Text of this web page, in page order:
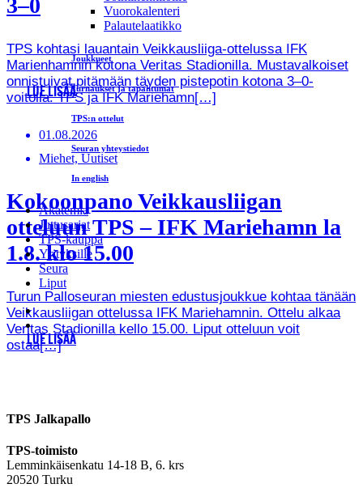
Vuorokalenteri
Palautelaatikko
Joukkueet
Turnaukset ja tapahtumat
TPS:n ottelut
Seuran yhteystiedot
In english
Akatemia
Juttusarjat
TPS-kauppa
Yrityksille
Seura
Liput
3–0
TPS kohtasi lauantain Veikkausliiga-ottelussa IFK
Marienhamnin kotona Veritas Stadionilla. Mustavalkoiset
onnistuivat pitämään täyden pistepotin kotona 3–0-
voitolla. TPS ja IFK Mariehamn[…]
LUE LISÄÄ
01.08.2026
Miehet, Uutiset
Kokoonpano Veikkausliigan
otteluun TPS – IFK Mariehamn la
1.8. klo 15.00
Turun Palloseuran miesten edustusjoukkue kohtaa tänään
Veikkausliigan ottelussa IFK Mariehamnin. Ottelu alkaa
Veritas Stadionilla kello 15.00. Liput otteluun voit
ostaa[…]
LUE LISÄÄ
TPS Jalkapallo
TPS-toimisto
Lemminkäisenkatu 14-18 B, 6. krs
20520 Turku